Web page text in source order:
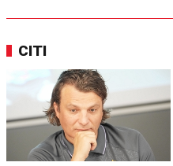
CITI